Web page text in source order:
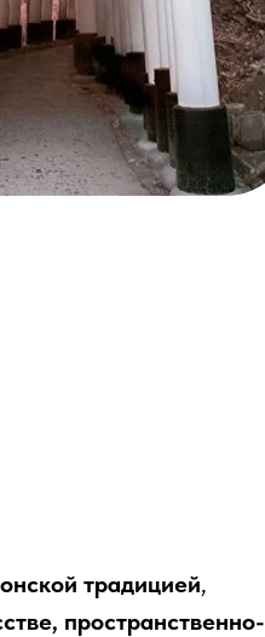
традицией,
пространственно-